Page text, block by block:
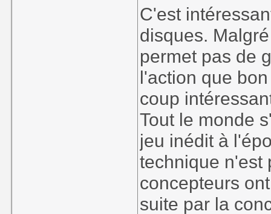
C'est
disques.
permet pas de
l'action que
coup
Tout le monde
jeu inédit à
technique n'est
concepteurs
suite par la